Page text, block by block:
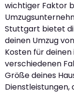
wichtiger Faktor
Stuttgart bietet
deinen Umzug
Kosten für
verschiedenen
Größe deines
Dienstleistungen,